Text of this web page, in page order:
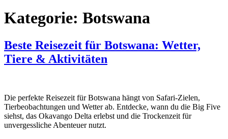
Kategorie: Botswana
Beste Reisezeit für Botswana: Wetter,
Tiere & Aktivitäten
Die perfekte Reisezeit für Botswana hängt von Safari-Zielen,
Tierbeobachtungen und Wetter ab. Entdecke, wann du die Big Five
siehst, das Okavango Delta erlebst und die Trockenzeit für
unvergessliche Abenteuer nutzt.